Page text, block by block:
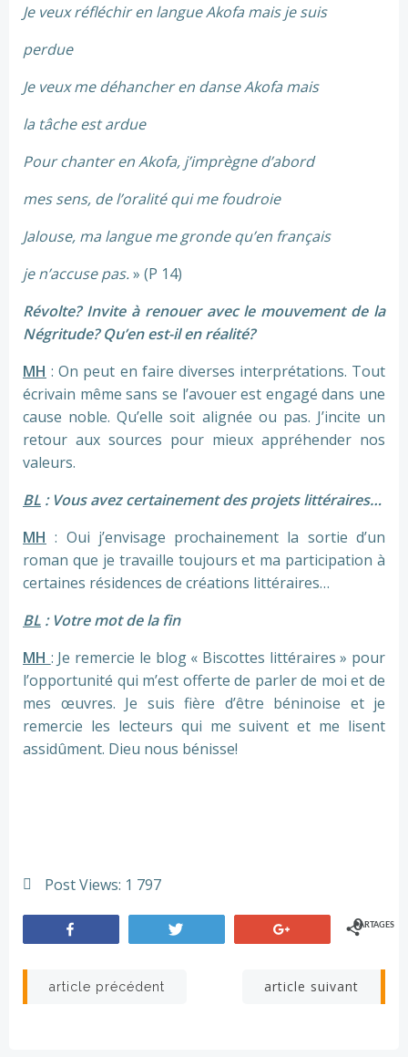
Je veux réfléchir en langue Akofa mais je suis
perdue
Je veux me déhancher en danse Akofa mais
la tâche est ardue
Pour chanter en Akofa, j’imprègne d’abord
mes sens, de l’oralité qui me foudroie
Jalouse, ma langue me gronde qu’en français
je n’accuse pas.» (P 14)
Révolte? Invite à renouer avec le mouvement de la
Négritude? Qu’en est-il en réalité?
MH : On peut en faire diverses interprétations. Tout
écrivain même sans se l’avouer est engagé dans une
cause noble. Qu’elle soit alignée ou pas. J’incite un
retour aux sources pour mieux appréhender nos
valeurs.
BL : Vous avez certainement des projets littéraires…
MH : Oui j’envisage prochainement la sortie d’un
roman que je travaille toujours et ma participation à
certaines résidences de créations littéraires…
BL : Votre mot de la fin
MH : Je remercie le blog « Biscottes littéraires » pour
l’opportunité qui m’est offerte de parler de moi et de
mes œuvres. Je suis fière d’être béninoise et je
remercie les lecteurs qui me suivent et me lisent
assidûment. Dieu nous bénisse!
Post Views: 1 797
PARTAGES
0
Navigation
article précédent
Navigation
article suivant